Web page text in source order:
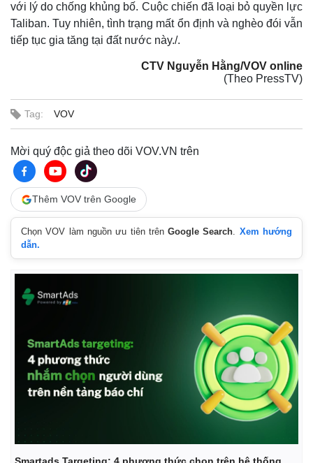
Thế giới
Quan sát
Cuộc sống đó đây
Hồ sơ
E-Magazine
Infographic
với lý do chống khủng bố. Cuộc chiến đã loại bỏ quyền lực
Taliban. Tuy nhiên, tình trạng mất ổn định và nghèo đói vẫn
tiếp tục gia tăng tại đất nước này./.
CTV Nguyễn Hằng/VOV online
(Theo PressTV)
Tag: VOV
Mời quý độc giả theo dõi VOV.VN trên
Thêm VOV trên Google
Chọn VOV làm nguồn ưu tiên trênGoogle Search. Xem hướng
dẫn.
Smartads Targeting: 4 phương thức chọn trên hệ thống